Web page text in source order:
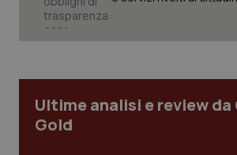
Ultime analisi e review da
Gold
Necessari
I cookie necessari contribuiscono a
protette del sito. Il sito web non è in